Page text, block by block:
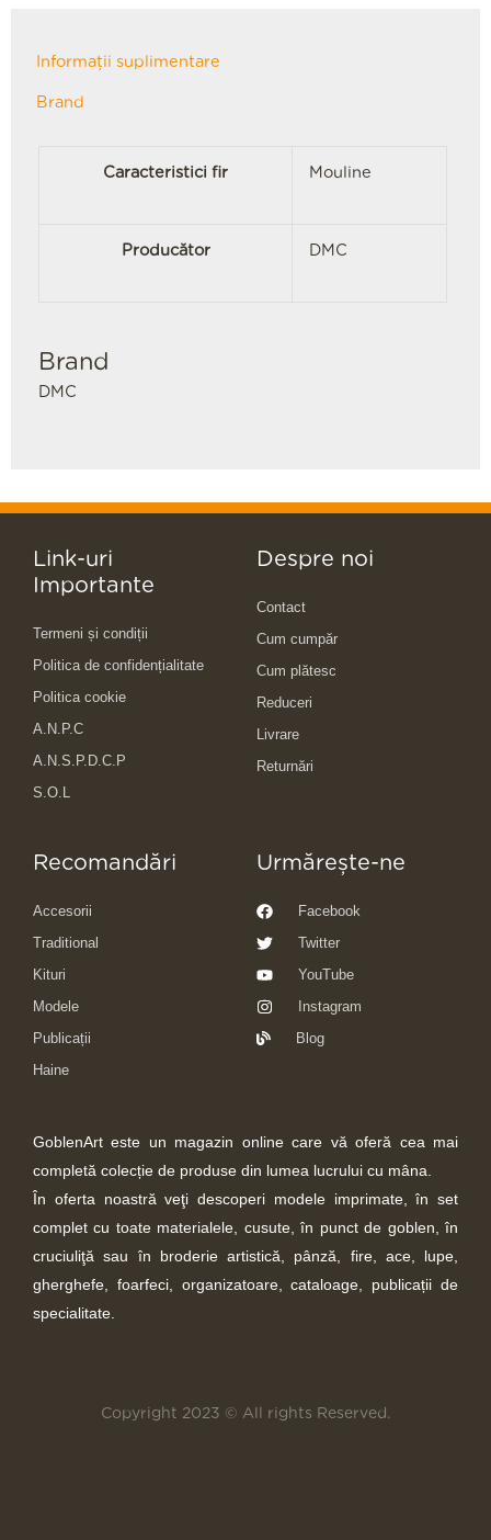
Informații suplimentare
Brand
Caracteristici fir Mouline
Producător DMC
Brand
DMC
Link-uri
Importante
Termeni și condiții
Politica de confidențialitate
Politica cookie
A.N.P.C
A.N.S.P.D.C.P
S.O.L
Despre noi
Contact
Cum cumpăr
Cum plătesc
Reduceri
Livrare
Returnări
Recomandări
Accesorii
Traditional
Kituri
Modele
Publicații
Haine
Urmărește-ne
Facebook
Twitter
YouTube
Instagram
Blog
GoblenArt este un magazin online care vă oferă cea mai
completă colecție de produse din lumea lucrului cu mâna.
În oferta noastră veţi descoperi modele imprimate, în set
complet cu toate materialele, cusute, în punct de goblen, în
cruciuliţă sau în broderie artistică, pânză, fire, ace, lupe,
gherghefe, foarfeci, organizatoare, cataloage, publicații de
specialitate.
Copyright 2023 © All rights Reserved.